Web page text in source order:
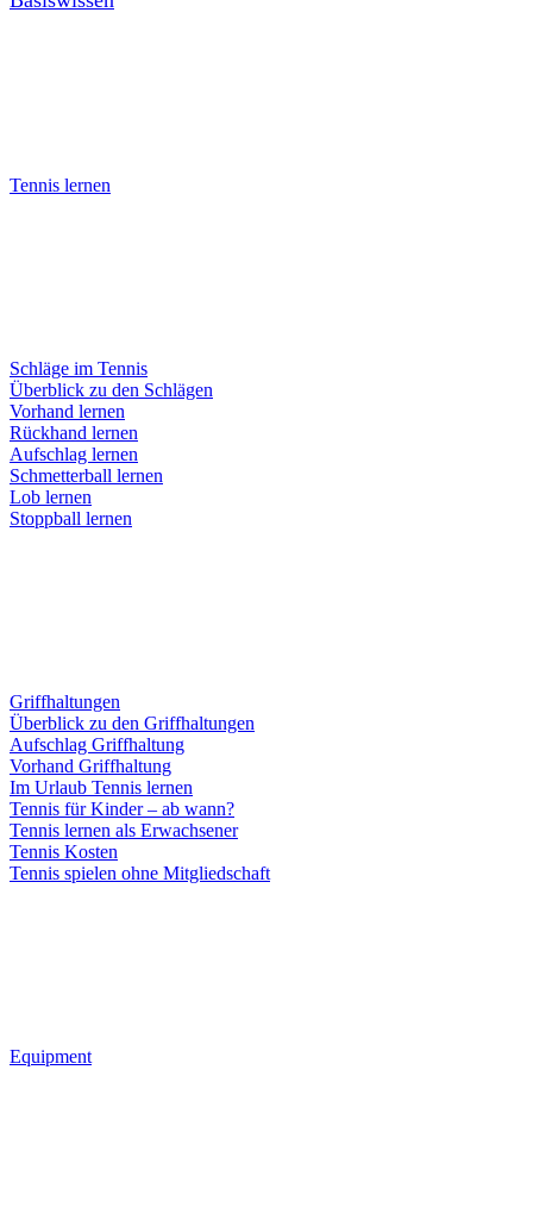
Tennis lernen
Schläge im Tennis
Überblick zu den Schlägen
Vorhand lernen
Rückhand lernen
Aufschlag lernen
Schmetterball lernen
Lob lernen
Stoppball lernen
Griffhaltungen
Überblick zu den Griffhaltungen
Aufschlag Griffhaltung
Vorhand Griffhaltung
Im Urlaub Tennis lernen
Tennis für Kinder – ab wann?
Tennis lernen als Erwachsener
Tennis Kosten
Tennis spielen ohne Mitgliedschaft
Equipment